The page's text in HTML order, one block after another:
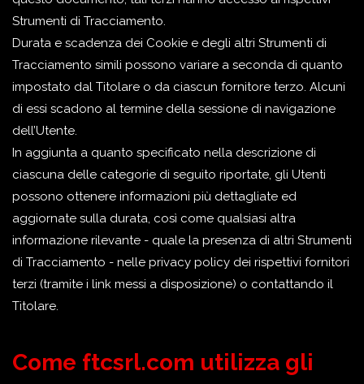
Strumenti di Tracciamento.
Durata e scadenza dei Cookie e degli altri Strumenti di
Tracciamento simili possono variare a seconda di quanto
impostato dal Titolare o da ciascun fornitore terzo. Alcuni
di essi scadono al termine della sessione di navigazione
dell’Utente.
In aggiunta a quanto specificato nella descrizione di
ciascuna delle categorie di seguito riportate, gli Utenti
possono ottenere informazioni più dettagliate ed
aggiornate sulla durata, così come qualsiasi altra
informazione rilevante - quale la presenza di altri Strumenti
di Tracciamento - nelle privacy policy dei rispettivi fornitori
terzi (tramite i link messi a disposizione) o contattando il
Titolare.
Come ftcsrl.com utilizza gli